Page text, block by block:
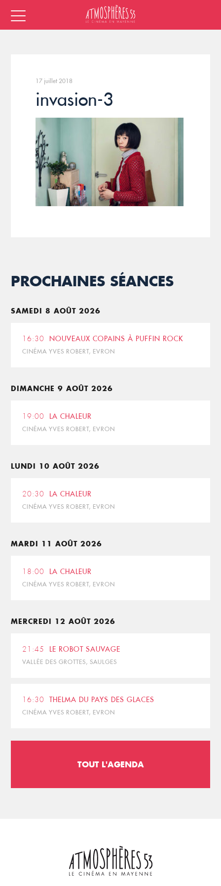
17 juillet 2018
invasion-3
PROCHAINES SÉANCES
SAMEDI 8 AOÛT 2026
16:30 NOUVEAUX COPAINS À PUFFIN ROCK
CINÉMA YVES ROBERT, EVRON
DIMANCHE 9 AOÛT 2026
19:00 LA CHALEUR
CINÉMA YVES ROBERT, EVRON
LUNDI 10 AOÛT 2026
20:30 LA CHALEUR
CINÉMA YVES ROBERT, EVRON
MARDI 11 AOÛT 2026
18:00 LA CHALEUR
CINÉMA YVES ROBERT, EVRON
MERCREDI 12 AOÛT 2026
21:45 LE ROBOT SAUVAGE
VALLÉE DES GROTTES, SAULGES
16:30 THELMA DU PAYS DES GLACES
CINÉMA YVES ROBERT, EVRON
TOUT L'AGENDA